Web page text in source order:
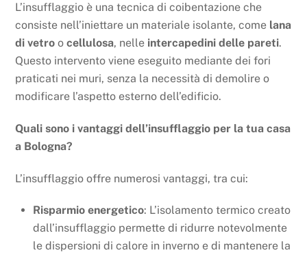
L’insufflaggio è una tecnica di coibentazione che
consiste nell’iniettare un materiale isolante, come lana
di vetro ocellulosa, nelle intercapedini delle pareti.
Questo intervento viene eseguito mediante dei fori
praticati nei muri, senza la necessità di demolire o
modificare l’aspetto esterno dell’edificio.
Quali sono i vantaggi dell’insufflaggio per la tua casa
a Bologna?
L’insufflaggio offre numerosi vantaggi, tra cui:
Risparmio energetico: L’isolamento termico creato
dall’insufflaggio permette di ridurre notevolmente
le dispersioni di calore in inverno e di mantenere la